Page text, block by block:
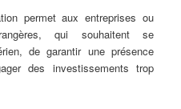
permet aux entreprises ou
qui souhaitent se
de garantir une présence
des investissements trop